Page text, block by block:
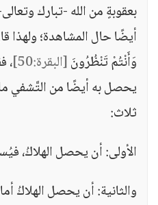
بعقوبةٍ من الله -تبارك
وَأَنْتُمْ تَنْظُرُونَ[البقرة:50]
،
يحصل به أيضًا من التَّشفي
ثلاث:
الأولى: أن يحصل الهلاكُ،
والثانية: أن يحصل الهلاكُ